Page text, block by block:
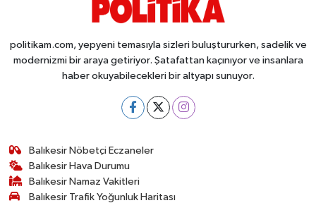
politikam.com, yepyeni temasıyla sizleri buluştururken, sadelik ve
modernizmi bir araya getiriyor. Şatafattan kaçınıyor ve insanlara
haber okuyabilecekleri bir altyapı sunuyor.
Balıkesir Nöbetçi Eczaneler
Balıkesir Hava Durumu
Balıkesir Namaz Vakitleri
Balıkesir Trafik Yoğunluk Haritası